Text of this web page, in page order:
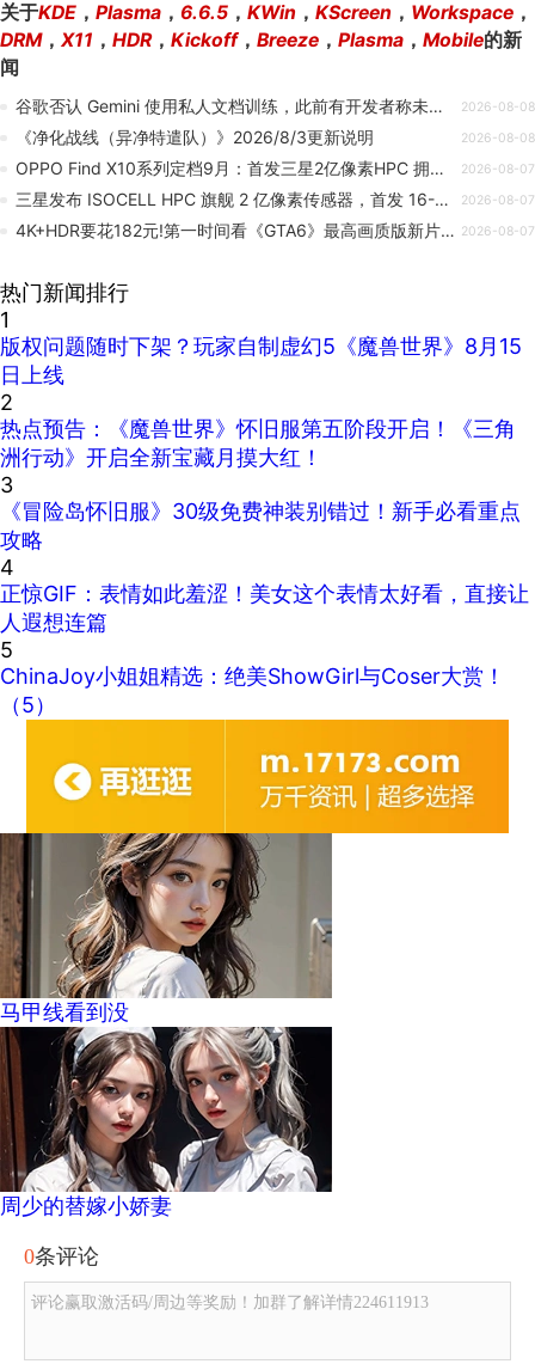
关于KDE ， Plasma ， 6.6.5 ， KWin ， KScreen ， Workspace ，
DRM， X11 ， HDR， Kickoff， Breeze ， Plasma ， Mobile的新
闻
谷歌否认 Gemini 使用私人文档训练，此前有开发者称未公开内容遭泄露 2026-08-08
《净化战线（异净特遣队）》2026/8/3更新说明 2026-08-08
OPPO Find X10系列定档9月：首发三星2亿像素HPC 拥有1/1.3英寸大底 2026-08-07
三星发布 ISOCELL HPC 旗舰 2 亿像素传感器，首发 16-bit RAW 原生输出 2026-08-07
4K+HDR要花182元!第一时间看《GTA6》最高画质版新片成本太大 2026-08-07
热门新闻排行
1
版权问题随时下架？玩家自制虚幻5《魔兽世界》8月15
日上线
2
热点预告：《魔兽世界》怀旧服第五阶段开启！《三角
洲行动》开启全新宝藏月摸大红！
3
《冒险岛怀旧服》30级免费神装别错过！新手必看重点
攻略
4
正惊GIF：表情如此羞涩！美女这个表情太好看，直接让
人遐想连篇
5
ChinaJoy小姐姐精选：绝美ShowGirl与Coser大赏！
（5）
马甲线看到没
周少的替嫁小娇妻
0条评论
评论赢取激活码/周边等奖励！加群了解详情224611913